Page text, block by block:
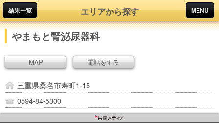
結果一覧 エリアから探す MENU
やまもと腎泌尿器科
MAP 電話をする
三重県桑名市寿町1-15
0594-84-5300